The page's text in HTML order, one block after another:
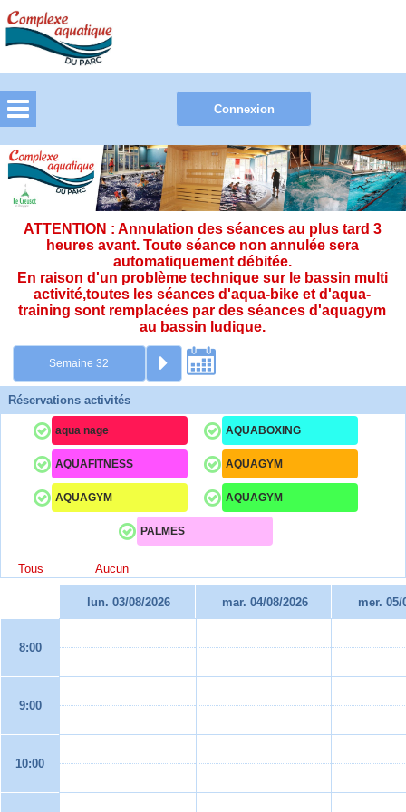
ATTENTION : Annulation des séances au plus tard 3
heures avant. Toute séance non annulée sera
automatiquement débitée.
En raison d'un problème technique sur le bassin multi
activité,toutes les séances d'aqua-bike et d'aqua-
training sont remplacées par des séances d'aquagym
au bassin ludique.
Réservations activités
aqua nage AQUABOXING
AQUAFITNESS AQUAGYM
AQUAGYM AQUAGYM
PALMES
Tous Aucun
lun. 03/08/2026 mar. 04/08/2026 mer. 05/
8:00
9:00
10:00